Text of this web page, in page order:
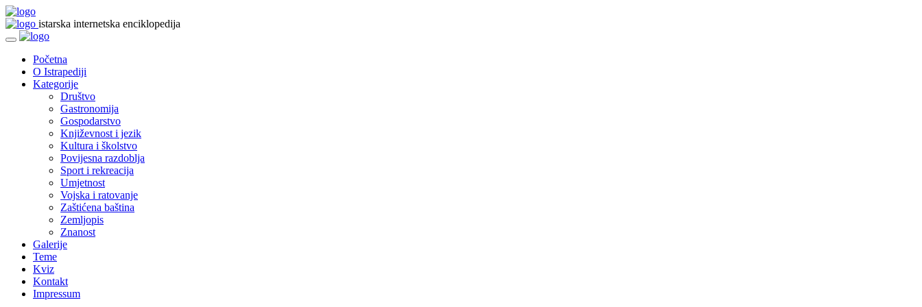
istarska internetska enciklopedija
Početna
O Istrapediji
Kategorije
Društvo
Gastronomija
Gospodarstvo
Književnost i jezik
Kultura i školstvo
Povijesna razdoblja
Sport i rekreacija
Umjetnost
Vojska i ratovanje
Zaštićena baština
Zemljopis
Znanost
Galerije
Teme
Kviz
Kontakt
Impressum